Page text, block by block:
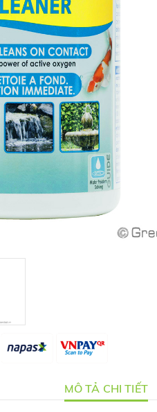
MÔ TẢ CHI TIẾT